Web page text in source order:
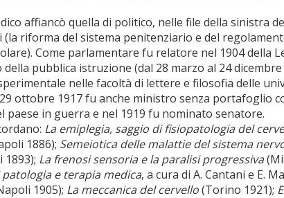
affiancò quella di politico, nelle file della sinistra
riforma del sistema penitenziario e del
Come parlamentare fu relatore nel 1904 della
pubblica istruzione (dal 28 marzo al 24
nelle facoltà di lettere e filosofia delle
ottobre 1917 fu anche ministro senza portafoglio
paese in guerra e nel 1919 fu nominato senatore.
La emiplegia, saggio di fisiopatologia del
1886); Semeiotica delle malattie del sistema
La frenosi sensoria e la paralisi progressiva
e terapia medica, a cura di A. Cantani e E.
1905); La meccanica del cervello(Torino 1921);